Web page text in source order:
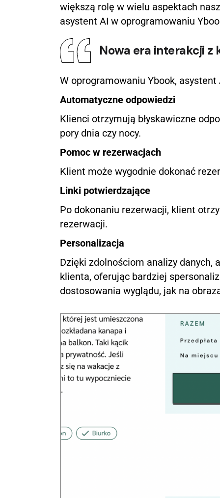
większą rolę w wielu aspektach
asystent AI w oprogramowaniu
Nowa era interakcji z
W oprogramowaniu Ybook, asystent
Automatyczne odpowiedzi
Klienci otrzymują błyskawiczne
pory dnia czy nocy.
Pomoc w rezerwacjach
Klient może wygodnie dokonać
Linki potwierdzające
Po dokonaniu rezerwacji, klient
rezerwacji.
Personalizacja
Dzięki zdolnościom analizy
klienta, oferując bardziej
dostosowania wyglądu, jak na